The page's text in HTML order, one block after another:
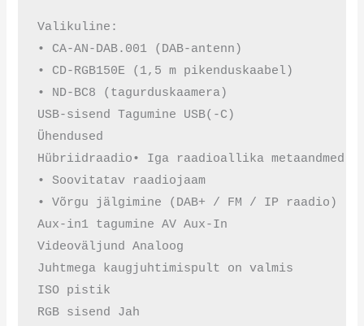
Valikuline:
• CA-AN-DAB.001 (DAB-antenn)
• CD-RGB150E (1,5 m pikenduskaabel)
• ND-BC8 (tagurduskaamera)
USB-sisend Tagumine USB(-C)
Ühendused
Hübriidraadio• Iga raadioallika metaandmed
• Soovitatav raadiojaam
• Võrgu jälgimine (DAB+ / FM / IP raadio)
Aux-in1 tagumine AV Aux-In
Videoväljund Analoog
Juhtmega kaugjuhtimispult on valmis
ISO pistik
RGB sisend Jah